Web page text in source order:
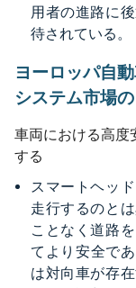
用者の進路に
待されている。
ヨーロッパ自
システム市場
車両における高度
する
スマートヘッ
走行するのと
ことなく道路
てより安全で
は対向車が存